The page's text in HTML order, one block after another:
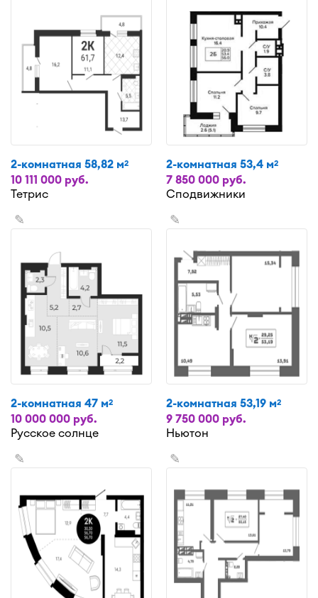
2-комнатная 58,82 м2
10 111 000 руб.
Тетрис
2-комнатная 53,4 м2
7 850 000 руб.
Сподвижники
✎
2-комнатная 47 м2
10 000 000 руб.
Русское солнце
✎
2-комнатная 53,19 м2
9 750 000 руб.
Ньютон
✎ ✎